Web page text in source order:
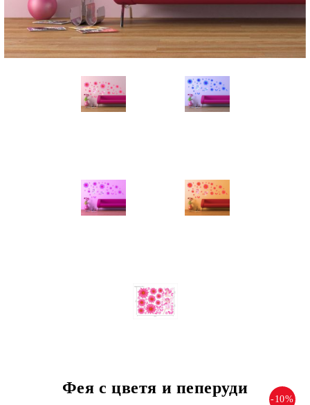
Фея с цветя и пеперуди
-10%